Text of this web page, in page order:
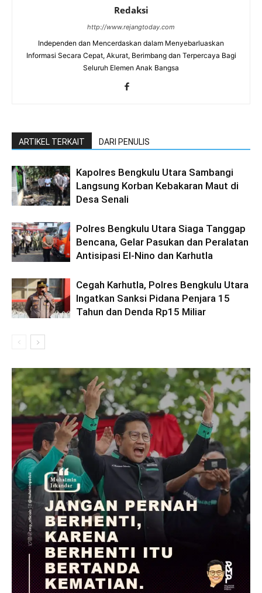
Redaksi
http://www.rejangtoday.com
Independen dan Mencerdaskan dalam Menyebarluaskan
Informasi Secara Cepat, Akurat, Berimbang dan Terpercaya Bagi
Seluruh Elemen Anak Bangsa
ARTIKEL TERKAIT DARI PENULIS
Kapolres Bengkulu Utara Sambangi
Langsung Korban Kebakaran Maut di
Desa Senali
Polres Bengkulu Utara Siaga Tanggap
Bencana, Gelar Pasukan dan Peralatan
Antisipasi El-Nino dan Karhutla
Cegah Karhutla, Polres Bengkulu Utara
Ingatkan Sanksi Pidana Penjara 15
Tahun dan Denda Rp15 Miliar